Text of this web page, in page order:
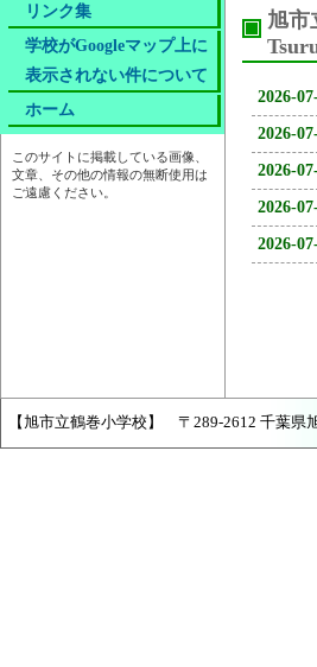
リンク集
学校がGoogleマップ上に
表示されない件について
ホーム
このサイトに掲載している画像、
文章、その他の情報の無断使用は
ご遠慮ください。
旭
2026-
2026-
2026-
2026-
2026-
【旭市立鶴巻小学校】 〒289-2612 千葉県